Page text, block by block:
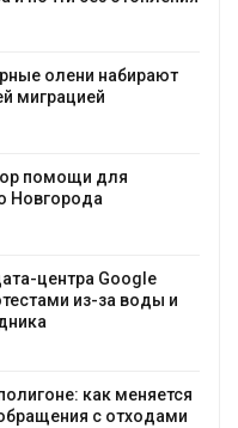
олени набирают
миграцией
помощи для
Новгорода
центра Google
из-за воды и
как меняется
с отходами